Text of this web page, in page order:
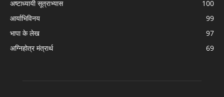
अष्टाध्यायी सूत्राभ्यास
100
आर्याभिविनय
99
भापा के लेख
97
अग्निहोत्र मंत्रार्थ
69